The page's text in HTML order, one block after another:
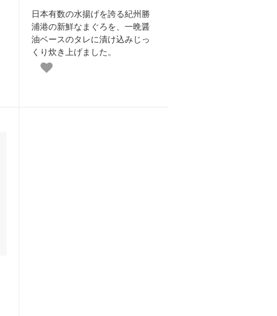
日本有数の水揚げを誇る紀州勝
浦港の新鮮なまぐろを、一晩醤
油ベースのタレに漬け込みじっ
くり炊き上げました。